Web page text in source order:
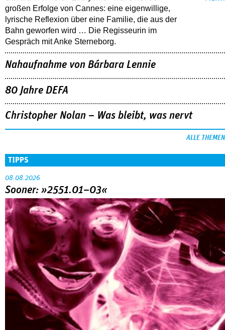
großen Erfolge von Cannes: eine eigenwillige,
lyrische Reflexion über eine ­Familie, die aus der
Bahn geworfen wird … Die Regisseurin im
Gespräch mit Anke Sterneborg.
Nahaufnahme von Bárbara Lennie
80 Jahre DEFA
Christopher Nolan – Was bleibt, was nervt
ALLE THEMEN
TIPPS
08.08.2026
Sooner: »2551.01–03«